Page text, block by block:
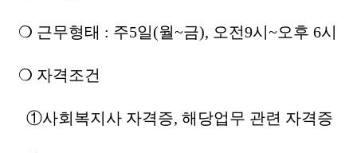
❍ 근무형태 : 주5일(월~금), 오전9시~오후 6시
❍ 자격조건
①사회복지사 자격증, 해당업무 관련 자격증